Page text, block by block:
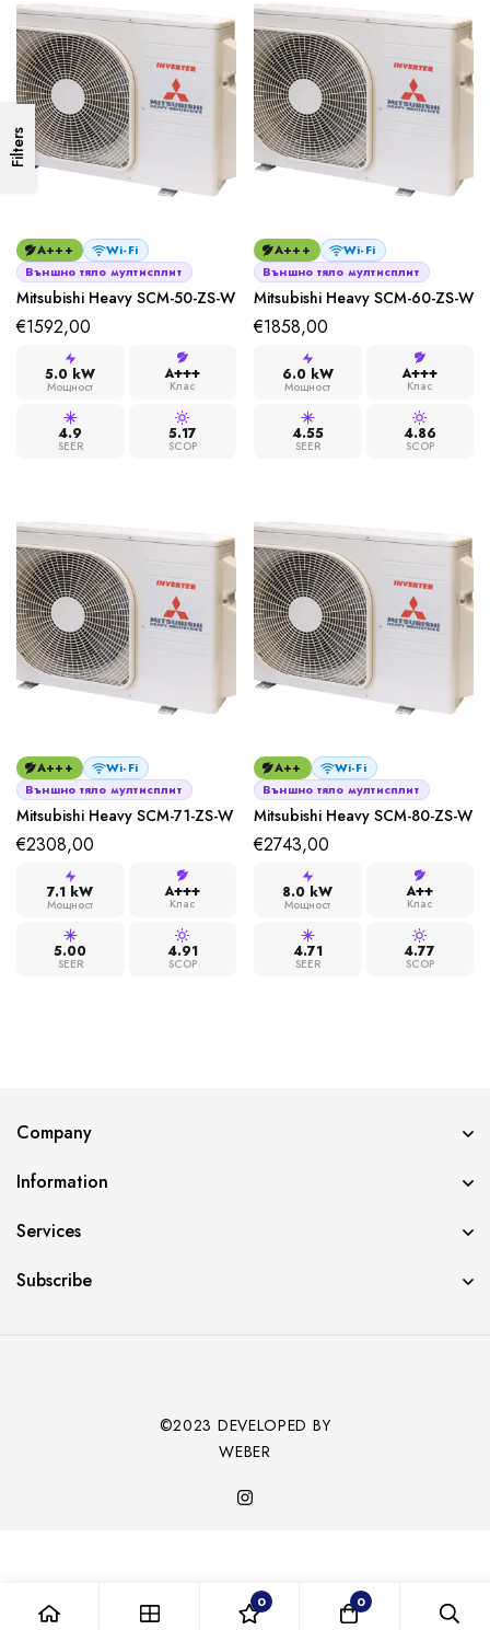
Filters
A+++
Wi-Fi
Външно тяло мултисплит
Mitsubishi Heavy SCM-50-ZS-W
€1592,00
5.0 kW
Мощност
A+++
Клас
4.9
SEER
5.17
SCOP
A+++
Wi-Fi
Външно тяло мултисплит
Mitsubishi Heavy SCM-60-ZS-W
€1858,00
6.0 kW
Мощност
A+++
Клас
4.55
SEER
4.86
SCOP
A+++
Wi-Fi
Външно тяло мултисплит
Mitsubishi Heavy SCM-71-ZS-W
€2308,00
7.1 kW
Мощност
A+++
Клас
5.00
SEER
4.91
SCOP
A++
Wi-Fi
Външно тяло мултисплит
Mitsubishi Heavy SCM-80-ZS-W
€2743,00
8.0 kW
Мощност
A++
Клас
4.71
SEER
4.77
SCOP
Company
Information
Services
Subscribe
©2023 DEVELOPED BY
WEBER
0 0